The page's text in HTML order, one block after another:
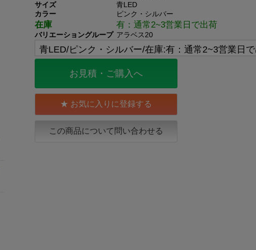
サイズ
青LED
カラー
ピンク・シルバー
在庫 有：通常2~3営業日で出荷
バリエーショングループ アラベス20
お見積・ご購入へ
この商品について問い合わせる
お気に入りに登録する